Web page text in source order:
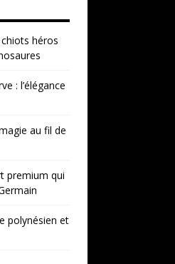
héros
: l’élégance
au fil de
premium qui
polynésien et